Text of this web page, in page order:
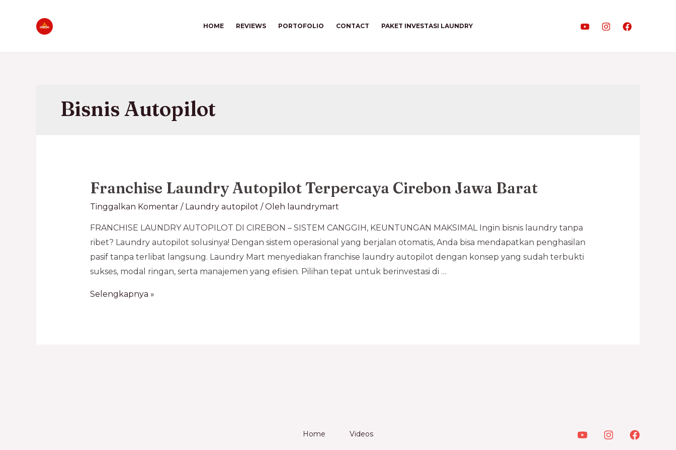
HOME REVIEWS PORTOFOLIO CONTACT PAKET INVESTASI LAUNDRY
Bisnis Autopilot
Franchise Laundry Autopilot Terpercaya Cirebon Jawa Barat
Tinggalkan Komentar / Laundry autopilot / Oleh laundrymart
FRANCHISE LAUNDRY AUTOPILOT DI CIREBON – SISTEM CANGGIH, KEUNTUNGAN MAKSIMAL Ingin bisnis laundry tanpa
ribet? Laundry autopilot solusinya! Dengan sistem operasional yang berjalan otomatis, Anda bisa mendapatkan penghasilan
pasif tanpa terlibat langsung. Laundry Mart menyediakan franchise laundry autopilot dengan konsep yang sudah terbukti
sukses, modal ringan, serta manajemen yang efisien. Pilihan tepat untuk berinvestasi di …
Selengkapnya »
Home Videos